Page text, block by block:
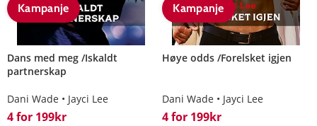
Kampanje
Dans med meg /Iskaldt
partnerskap
Dani Wade Jayci Lee
4 for 199kr
Kampanje
Høye odds /Forelsket igjen
Dani Wade Jayci Lee
4 for 199kr